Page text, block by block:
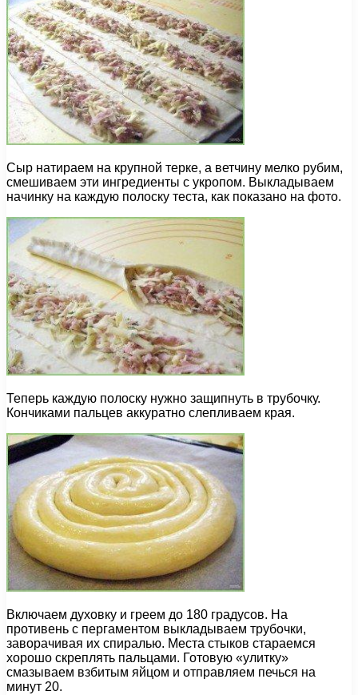
Сыр натираем на крупной терке, а ветчину мелко рубим,
смешиваем эти ингредиенты с укропом. Выкладываем
начинку на каждую полоску теста, как показано на фото.
Теперь каждую полоску нужно защипнуть в трубочку.
Кончиками пальцев аккуратно слепливаем края.
Включаем духовку и греем до 180 градусов. На
противень с пергаментом выкладываем трубочки,
заворачивая их спиралью. Места стыков стараемся
хорошо скреплять пальцами. Готовую «улитку»
смазываем взбитым яйцом и отправляем печься на
минут 20.